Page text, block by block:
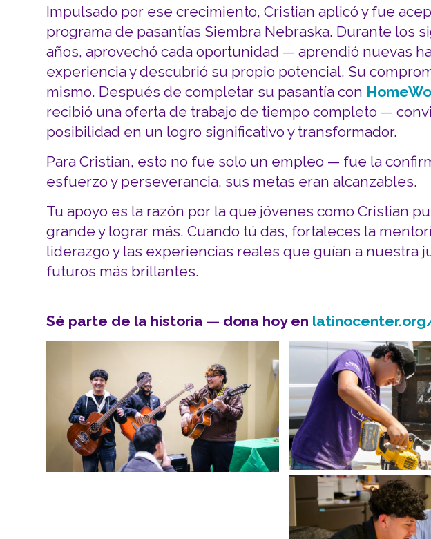
Impulsado por ese crecimiento, Cristian aplicó y fue
programa de pasantías Siembra Nebraska. Durante los
años, aprovechó cada oportunidad — aprendió nuevas
experiencia y descubrió su propio potencial. Su
mismo. Después de completar su pasantía con
recibió una oferta de trabajo de tiempo completo —
posibilidad en un logro significativo y transformador.
Para Cristian, esto no fue solo un empleo — fue la
esfuerzo y perseverancia, sus metas eran alcanzables.
Tu apoyo es la razón por la que jóvenes como Cristian
grande y lograr más. Cuando tú das, fortaleces la
liderazgo y las experiencias reales que guían a nuestra
futuros más brillantes.
Sé parte de la historia — dona hoy en